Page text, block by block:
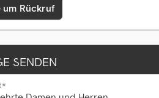
Rückruf
SENDEN